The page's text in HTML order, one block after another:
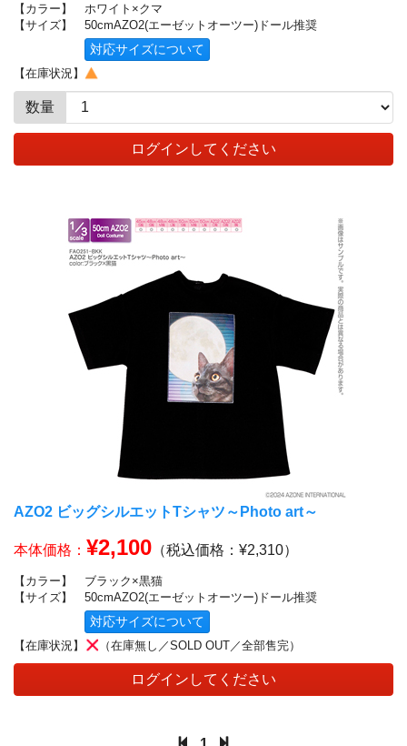
【カラー】
ホワイト×クマ
【サイズ】
50cmAZO2(エーゼットオーツー)ドール推奨
対応サイズについて
【在庫状況】
数量
ログインしてください
AZO2 ビッグシルエットTシャツ～Photo art～
本体価格： ¥2,100 （税込価格：¥2,310）
【カラー】
ブラック×黒猫
【サイズ】
50cmAZO2(エーゼットオーツー)ドール推奨
対応サイズについて
【在庫状況】 （在庫無し／SOLD OUT／全部售完）
ログインしてください